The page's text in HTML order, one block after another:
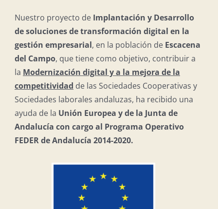
Nuestro proyecto deImplantación y Desarrollo
de soluciones de transformación digital en la
gestión empresarial, en la población de Escacena
del Campo, que tiene como objetivo, contribuir a
la Modernización digital y a la mejora de la
competitividad de las Sociedades Cooperativas y
Sociedades laborales andaluzas, ha recibido una
ayuda de la Unión Europea y de la Junta de
Andalucía con cargo al Programa Operativo
FEDER de Andalucía 2014-2020.